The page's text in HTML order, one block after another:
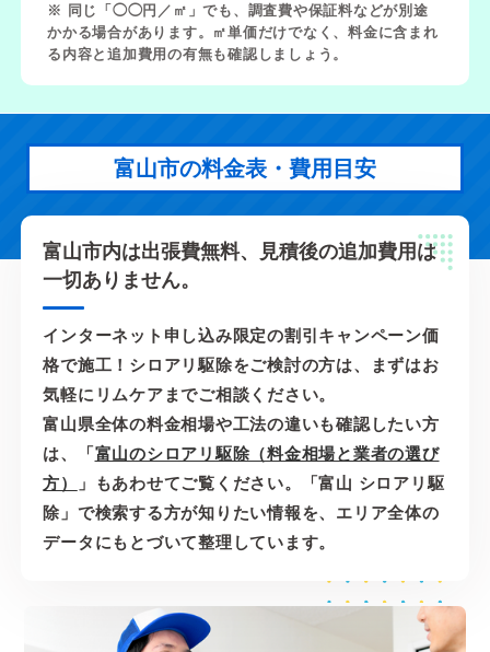
※ 同じ「◯◯円／㎡」でも、調査費や保証料などが別途
かかる場合があります。㎡単価だけでなく、料金に含まれ
る内容と追加費用の有無も確認しましょう。
富山市の料金表・費用目安
富山市内は出張費無料、見積後の追加費用は
一切ありません。
インターネット申し込み限定の割引キャンペーン価
格で施工！シロアリ駆除をご検討の方は、まずはお
気軽にリムケアまでご相談ください。
富山県全体の料金相場や工法の違いも確認したい方
は、「富山のシロアリ駆除（料金相場と業者の選び
方）
」もあわせてご覧ください。「富山 シロアリ駆
除」で検索する方が知りたい情報を、エリア全体の
データにもとづいて整理しています。